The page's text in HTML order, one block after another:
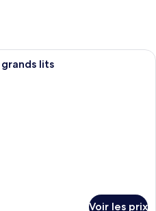
Chambre Double Standard, 2
lits
Voir les prix